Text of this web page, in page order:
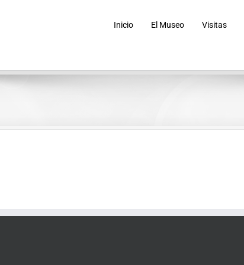
Inicio El Museo Visitas